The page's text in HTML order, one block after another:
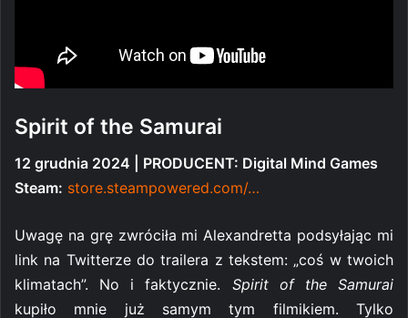
Spirit of the Samurai
12 grudnia 2024 | PRODUCENT: Digital Mind Games
Steam: store.steampowered.com/…
Uwagę na grę zwróciła mi Alexandretta podsyłając mi
link na Twitterze do trailera z tekstem: „coś w twoich
klimatach”. No i faktycznie. Spirit of the Samurai
kupiło mnie już samym tym filmikiem. Tylko